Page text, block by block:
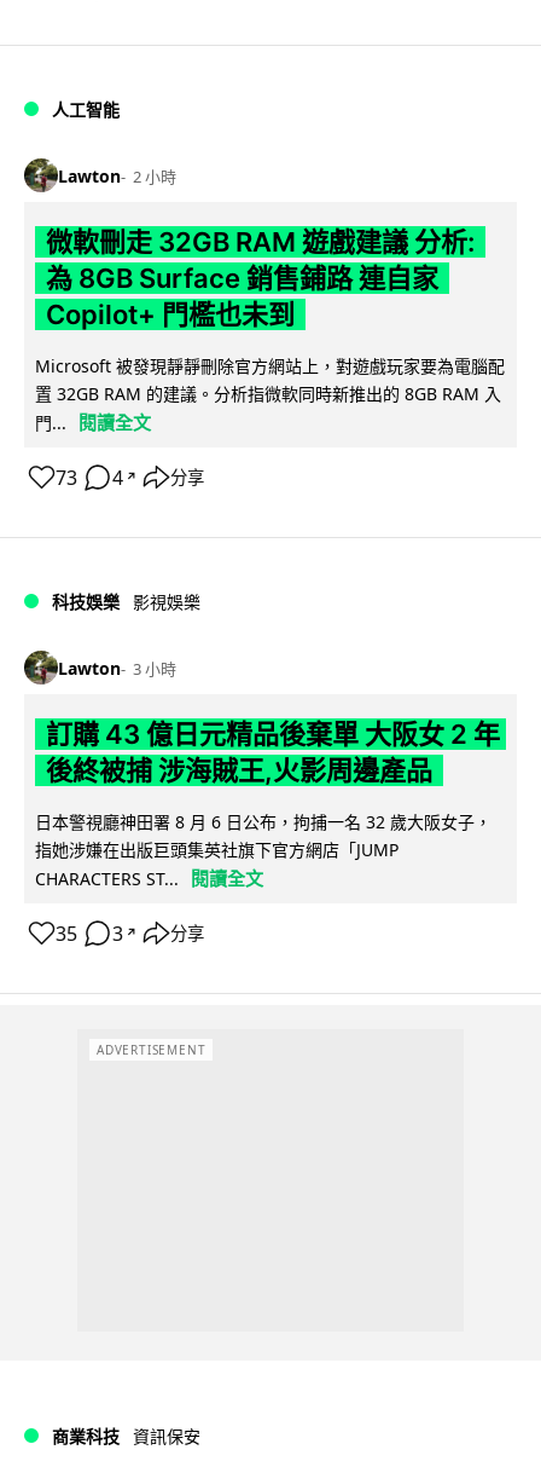
人工智能
Lawton 2 小時
微軟刪走 32GB RAM 遊戲建議 分析:
為 8GB Surface 銷售鋪路 連自家
Copilot+ 門檻也未到
Microsoft 被發現靜靜刪除官方網站上，對遊戲玩家要為電腦配
置 32GB RAM 的建議。分析指微軟同時新推出的 8GB RAM 入
門...
閱讀全文
73 4 ↗ 分享
科技娛樂 影視娛樂
Lawton 3 小時
訂購 43 億日元精品後棄單 大阪女 2 年
後終被捕 涉海賊王,火影周邊產品
日本警視廳神田署 8 月 6 日公布，拘捕一名 32 歲大阪女子，
指她涉嫌在出版巨頭集英社旗下官方網店「JUMP
CHARACTERS ST...
閱讀全文
35 3 ↗ 分享
ADVERTISEMENT
商業科技 資訊保安